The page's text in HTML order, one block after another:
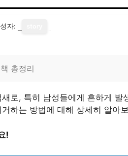
자:
총정리
로, 특히 남성들에게 흔하게 발
하는 방법에 대해 상세히 알아
!